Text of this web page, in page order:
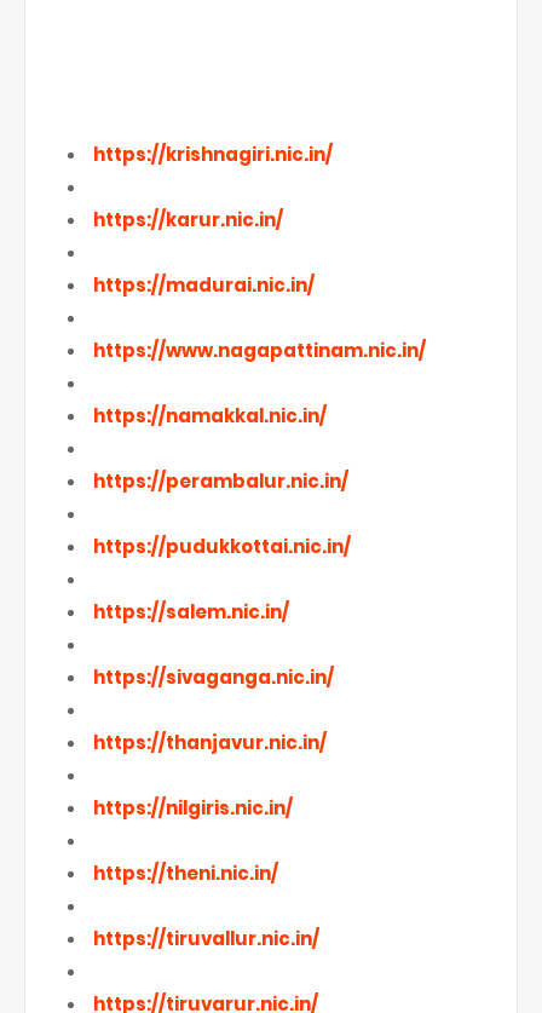
https://krishnagiri.nic.in/
https://karur.nic.in/
https://madurai.nic.in/
https://www.nagapattinam.nic.in/
https://namakkal.nic.in/
https://perambalur.nic.in/
https://pudukkottai.nic.in/
https://salem.nic.in/
https://sivaganga.nic.in/
https://thanjavur.nic.in/
https://nilgiris.nic.in/
https://theni.nic.in/
https://tiruvallur.nic.in/
https://tiruvarur.nic.in/